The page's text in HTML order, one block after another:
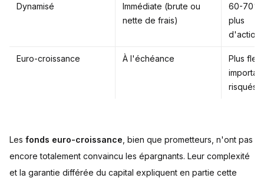
Dynamisé
Immédiate (brute ou
nette de frais)
60-70%
plus
Euro-croissance À l'échéance
Plus
risqués
Les fonds euro-croissance , bien que prometteurs, n'ont pas
encore totalement convaincu les épargnants. Leur complexité
et la garantie différée du capital expliquent en partie cette